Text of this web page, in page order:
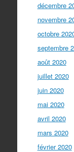
décembre
novembre
octobre
septembre
août 2020
juillet 2020
juin 2020
mai 2020
avril 2020
mars 2020
février 2020